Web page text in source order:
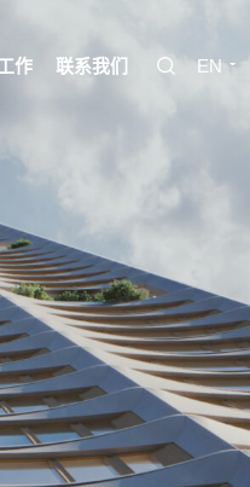
作 联系我们 EN